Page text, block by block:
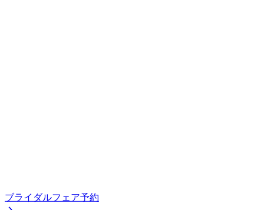
ブライダルフェア予約